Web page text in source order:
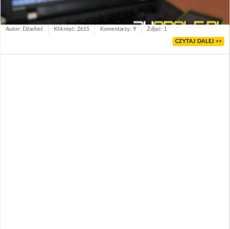
Autor: Dżacheć Kliknięć: 2615 Komentarzy: 9 Zdjęć: 1
CZYTAJ DALEJ >>